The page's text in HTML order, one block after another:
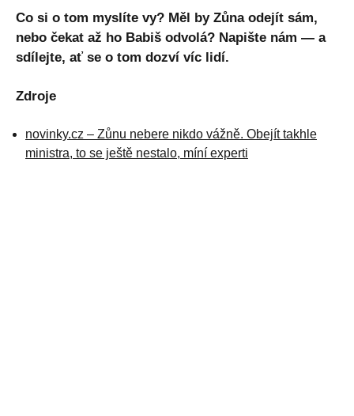
Co si o tom myslíte vy? Měl by Zůna odejít sám,
nebo čekat až ho Babiš odvolá? Napište nám — a
sdílejte, ať se o tom dozví víc lidí.
Zdroje
novinky.cz – Zůnu nebere nikdo vážně. Obejít takhle
ministra, to se ještě nestalo, míní experti